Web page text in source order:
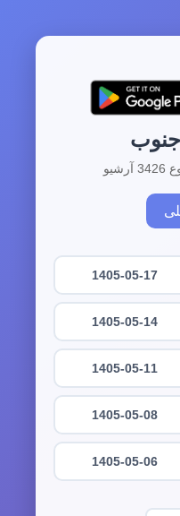
1405-05-17
1405-05-14
1405-05-11
1405-05-08
1405-05-06